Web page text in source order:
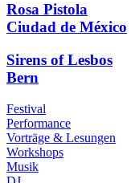
Rosa Pistola
Ciudad de México
Sirens of Lesbos
Bern
Festival
Performance
Vorträge & Lesungen
Workshops
Musik